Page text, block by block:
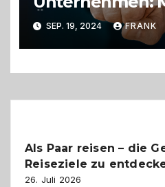
Öffnungsraten
SEP. 19, 2024 FRANK
Als Paar reisen – die
Reiseziele zu
26. Juli 2026